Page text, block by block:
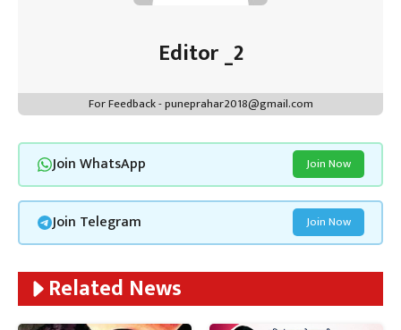
Editor _2
For Feedback - puneprahar2018@gmail.com
Join WhatsApp Join Now
Join Telegram Join Now
Related News